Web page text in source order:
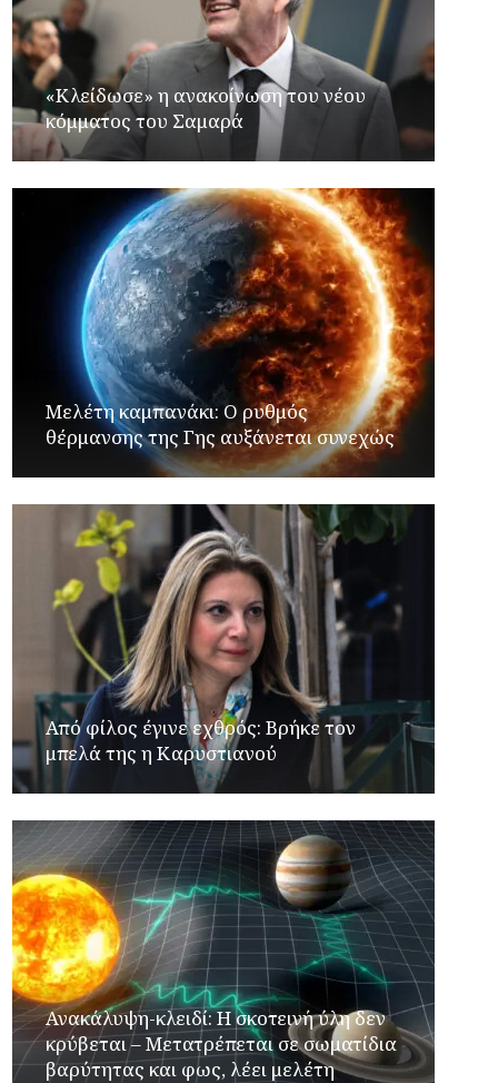
«Κλείδωσε» η ανακοίνωση του νέου
κόμματος του Σαμαρά
Μελέτη καμπανάκι: Ο ρυθμός
θέρμανσης της Γης αυξάνεται συνεχώς
Από φίλος έγινε εχθρός: Βρήκε τον
μπελά της η Καρυστιανού
Ανακάλυψη-κλειδί: Η σκοτεινή ύλη δεν
κρύβεται – Μετατρέπεται σε σωματίδια
βαρύτητας και φως, λέει μελέτη